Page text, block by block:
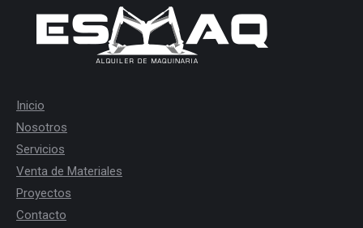
Inicio
Nosotros
Servicios
Venta de Materiales
Proyectos
Contacto